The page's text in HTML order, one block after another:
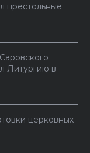
престольные
Литургию в
церковных